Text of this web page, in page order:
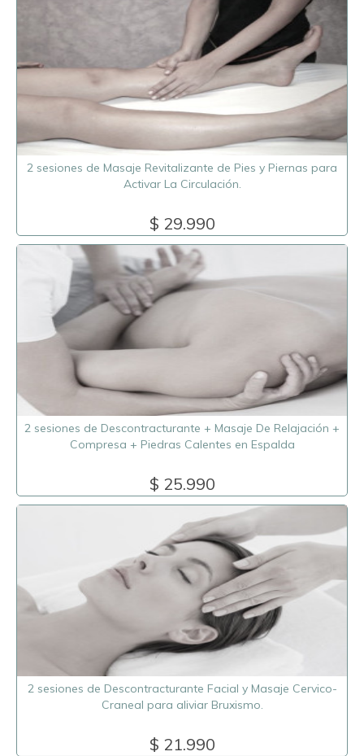
2 sesiones de Masaje Revitalizante de Pies y Piernas para
Activar La Circulación.
$ 29.990
2 sesiones de Descontracturante + Masaje De Relajación +
Compresa + Piedras Calentes en Espalda
$ 25.990
2 sesiones de Descontracturante Facial y Masaje Cervico-
Craneal para aliviar Bruxismo.
$ 21.990